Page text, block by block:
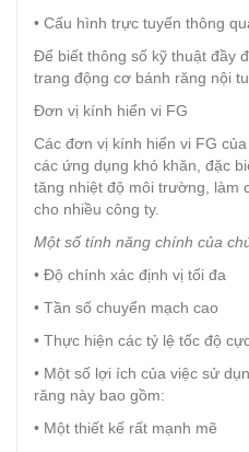
• Cấu hình trực tuyến thông
Để biết thông số kỹ thuật đầy
trang động cơ bánh răng nội
Đơn vị kính hiển vi FG
Các đơn vị kính hiển vi FG
các ứng dụng khó khăn, đặc
tăng nhiệt độ môi trường, làm
cho nhiều công ty.
Một số tính năng chính của
• Độ chính xác định vị tối đa
• Tần số chuyển mạch cao
• Thực hiện các tỷ lệ tốc độ
• Một số lợi ích của việc sử
răng này bao gồm:
• Một thiết kế rất mạnh mẽ